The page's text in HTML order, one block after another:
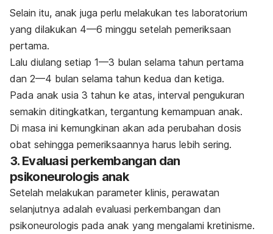
Selain itu, anak juga perlu melakukan tes laboratorium
yang dilakukan 4—6 minggu setelah pemeriksaan
pertama.
Lalu diulang setiap 1—3 bulan selama tahun pertama
dan 2—4 bulan selama tahun kedua dan ketiga.
Pada anak usia 3 tahun ke atas, interval pengukuran
semakin ditingkatkan, tergantung kemampuan anak.
Di masa ini kemungkinan akan ada perubahan dosis
obat sehingga pemeriksaannya harus lebih sering.
3. Evaluasi perkembangan dan
psikoneurologis anak
Setelah melakukan parameter klinis, perawatan
selanjutnya adalah evaluasi perkembangan dan
psikoneurologis pada anak yang mengalami kretinisme.